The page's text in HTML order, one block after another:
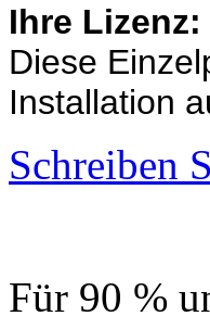
Ihre Lizenz:
Diese
Installation
Schreiben
Für 90 %